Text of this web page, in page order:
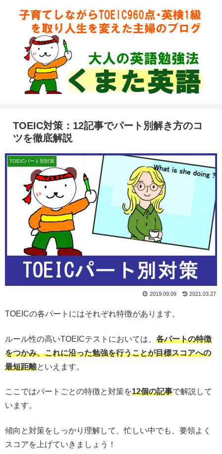
TOEIC対策：12記事でパート別解き方のコ
ツを徹底解説
TOEICパート別対策
2019.09.09 2021.03.27
TOEICの各パートにはそれぞれ特徴があります。
ルール性の高いTOEICテストにおいては、 各パートの特徴
をつかみ、これに沿った勉強を行うことが目標スコアへの
最短距離といえます。
ここではパートごとの特徴と対策を12個の記事で解説して
います。
傾向と対策をしっかり理解して、忙しい中でも、要領よく
スコアを上げていきましょう！